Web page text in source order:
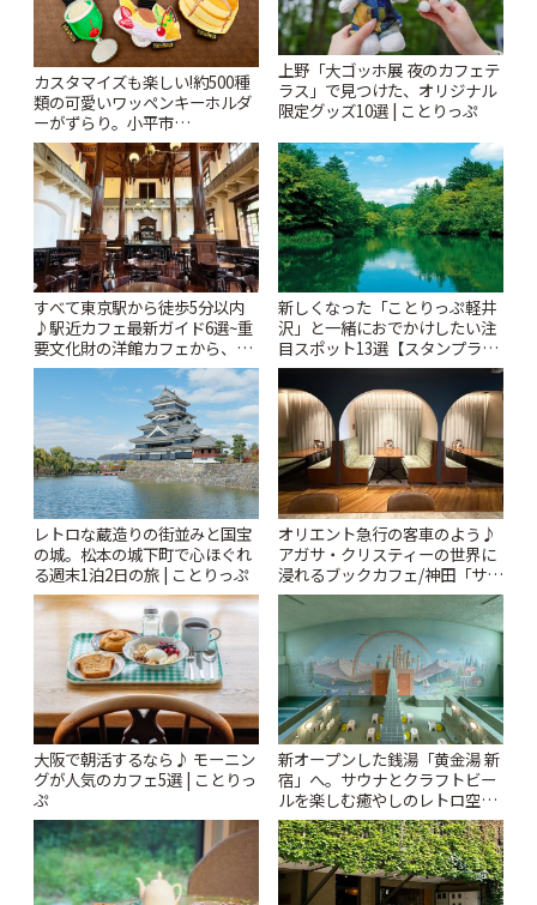
カスタマイズも楽しい!約500種
類の可愛いワッペンキーホルダ
ーがずらり。小平市
「Kimamaya T&K」 | ことりっ
ぷ
上野「大ゴッホ展 夜のカフェテ
ラス」で見つけた、オリジナル
限定グッズ10選 | ことりっぷ
すべて東京駅から徒歩5分以内
♪駅近カフェ最新ガイド6選~重
要文化財の洋館カフェから、改
札すぐのレトロ喫茶まで~ | こと
新しくなった「ことりっぷ軽井
沢」と一緒におでかけしたい注
目スポット13選【スタンプラリ
ー開催中】 | ことりっぷ
レトロな蔵造りの街並みと国宝
の城。松本の城下町で心ほぐれ
る週末1泊2日の旅 | ことりっぷ
オリエント急行の客車のよう♪
アガサ・クリスティーの世界に
浸れるブックカフェ/神田「サロ
ンクリスティ」 | ことりっぷ
大阪で朝活するなら♪ モーニン
グが人気のカフェ5選 | ことりっ
ぷ
新オープンした銭湯「黄金湯 新
宿」へ。サウナとクラフトビー
ルを楽しむ癒やしのレトロ空間
| ことりっぷ